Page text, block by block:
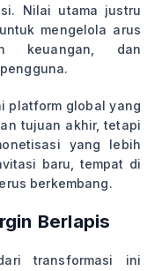
Nilai utama justru
mengelola arus
keuangan, dan
platform global yang
tujuan akhir, tetapi
yang lebih
baru, tempat di
berkembang.
Berlapis
transformasi ini